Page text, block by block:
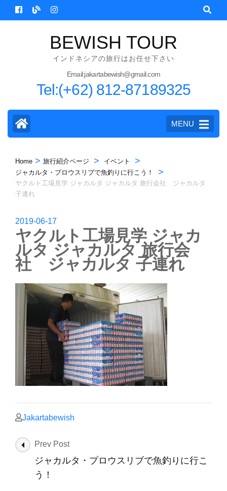
Skip
to
BEWISH TOUR
インドネシアの旅行はお任せ下さい
Email:jakartabewish@gmail.com
Tel:(+62) 812-87189325
MENU
Home > 旅行紹介ページ > イベント >
ジャカルタ・プロウスリブで魚釣りに行こう！ >
ヤクルト工場見学 ジャカルタ ジャカルタ 旅行会社 ジャカルタ
子連れ
2019-06-17
ヤクルト工場見学 ジャカ
ルタ ジャカルタ 旅行会
社 ジャカルタ 子連れ
Jakartabewish
Post
Navigation
Prev Post
ジャカルタ・プロウスリブで魚釣りに行こ
う！